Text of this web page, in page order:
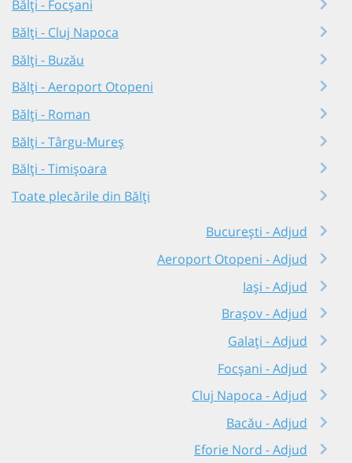
Bălți - Focșani
Bălți - Cluj Napoca
Bălți - Buzău
Bălți - Aeroport Otopeni
Bălți - Roman
Bălți - Târgu-Mureș
Bălți - Timișoara
Toate plecările din Bălți
București - Adjud
Aeroport Otopeni - Adjud
Iași - Adjud
Brașov - Adjud
Galați - Adjud
Focșani - Adjud
Cluj Napoca - Adjud
Bacău - Adjud
Eforie Nord - Adjud